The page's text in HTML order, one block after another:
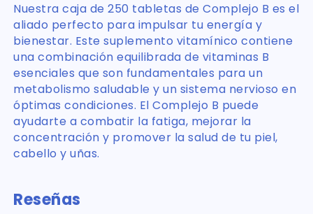
Nuestra caja de 250 tabletas de Complejo B es el
aliado perfecto para impulsar tu energía y
bienestar. Este suplemento vitamínico contiene
una combinación equilibrada de vitaminas B
esenciales que son fundamentales para un
metabolismo saludable y un sistema nervioso en
óptimas condiciones. El Complejo B puede
ayudarte a combatir la fatiga, mejorar la
concentración y promover la salud de tu piel,
cabello y uñas.
Reseñas